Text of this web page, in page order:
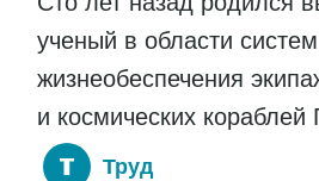
ученый в области систем
жизнеобеспечения
и космических кораблей
Труд